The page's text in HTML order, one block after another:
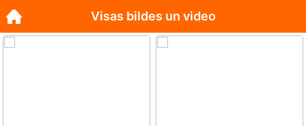
Visas bildes un video